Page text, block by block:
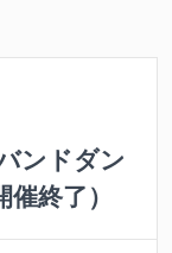
ンドダン
終了）